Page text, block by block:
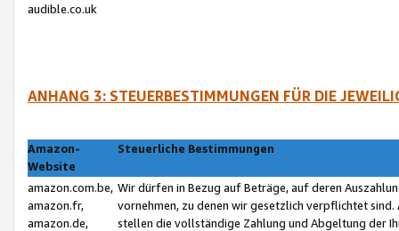
audible.co.uk
ANHANG 3: STEUERBESTIMMUNGEN FÜR DIE
Amazon-
Website
Steuerliche Bestimmungen
amazon.com.be,
amazon.fr,
amazon.de,
Wir dürfen in Bezug auf Beträge, auf deren
vornehmen, zu denen wir gesetzlich verpflichtet
stellen die vollständige Zahlung und Abgeltung der